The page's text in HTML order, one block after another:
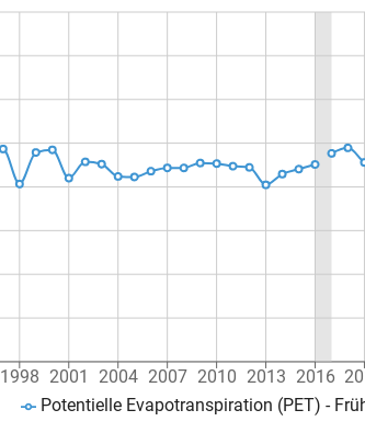
1998 2001 2004 2007 2010 2013 2016
Potentielle Evapotranspiration (PET) -